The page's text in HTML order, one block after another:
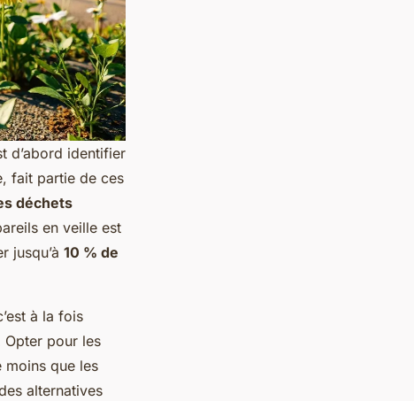
d’abord identifier
fait partie de ces
déchets
en veille est
jusqu’à 10 % de
à la fois
Opter pour les
moins que les
alternatives